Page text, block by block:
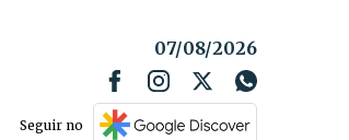
07/08/2026
Seguir no